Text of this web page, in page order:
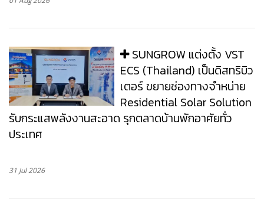
SUNGROW แต่งตั้ง VST
ECS (Thailand) เป็นดิสทริบิว
เตอร์ ขยายช่องทางจำหน่าย
Residential Solar Solution
รับกระแสพลังงานสะอาด รุกตลาดบ้านพักอาศัยทั่ว
ประเทศ
31 Jul 2026